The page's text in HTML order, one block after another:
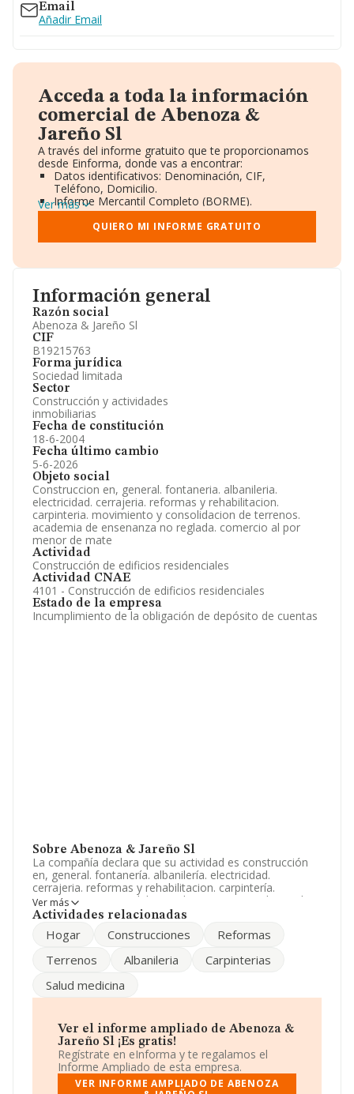
Información general
Razón social
Abenoza & Jareño Sl
CIF
B19215763
Forma jurídica
Sociedad limitada
Sector
Construcción y actividades
inmobiliarias
Fecha de constitución
18-6-2004
Fecha último cambio
5-6-2026
Objeto social
Construccion en, general. fontaneria. albanileria.
electricidad. cerrajeria. reformas y rehabilitacion.
carpinteria. movimiento y consolidacion de terrenos.
academia de ensenanza no reglada. comercio al por
menor de mate
Actividad
Construcción de edificios residenciales
Actividad CNAE
4101 - Construcción de edificios residenciales
Estado de la empresa
Incumplimiento de la obligación de depósito de cuentas
Sobre Abenoza & Jareño Sl
La compañía declara que su actividad es construcción
en, general. fontanería. albanilería. electricidad.
cerrajeria. reformas y rehabilitacion. carpintería.
movimiento y consolidacion de terrenos. academia de
enseñanza no reglada. comercio al por menor de mate.
Sociedad Limitada. Su actividad CNAE es '%cnae%' con
mercados exteriores.
Ha contado con el mismo número de profesionales y
atendiendo a los datos disponibles en INFORMA, ese
Es posible ponerse en contacto con la empresa a través
del teléfono 949883879.
La compañíaAbenoza & Jareño S.L, CIF B19215763,
tiene su domicilio social establecido en Calle Bulevar De
Ver más
Actividades relacionadas
Hogar Construcciones
Reformas
Terrenos
Albanileria
Carpinterias
Salud medicina
Ver el informe ampliado de Abenoza &
Jareño Sl ¡Es gratis!
Regístrate en eInforma y te regalamos el
Informe Ampliado de esta empresa.
VER INFORME AMPLIADO DE ABENOZA
Email
Añadir Email
Acceda a toda la información
comercial de Abenoza &
Jareño Sl
A través del informe gratuito que te proporcionamos
desde Einforma, donde vas a encontrar:
Datos identificativos: Denominación, CIF,
Teléfono, Domicilio.
Informe Mercantil Completo (BORME).
Gráficos de Evolución Ventas y Empleados.
Consejo de Administración y Administradores.
Directivos y Ejecutivos.
Información oficial y registral complementaria.
Ver más
QUIERO MI INFORME GRATUITO